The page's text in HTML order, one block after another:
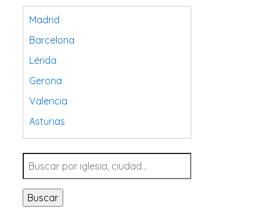
Madrid
Barcelona
Lérida
Gerona
Valencia
Asturias
Tarragona
Navarra
Valladolid
Sevilla
Buscar